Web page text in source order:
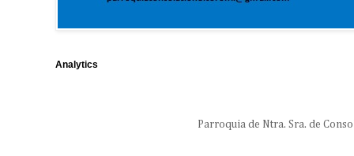
Analytics
Parroquia de Ntra. Sra. de